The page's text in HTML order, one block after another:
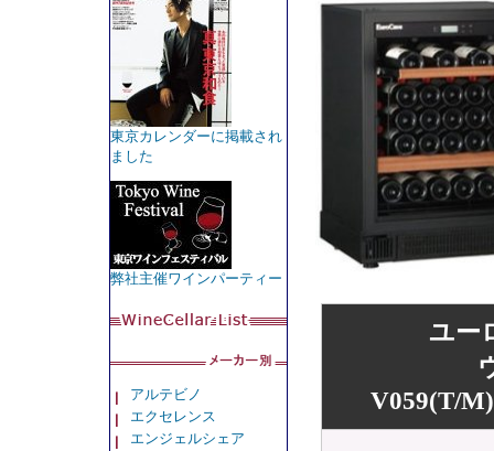
東京カレンダーに掲載され
ました
弊社主催ワインパーティー
アルテビノ
エクセレンス
エンジェルシェア
ユー
V059(T/